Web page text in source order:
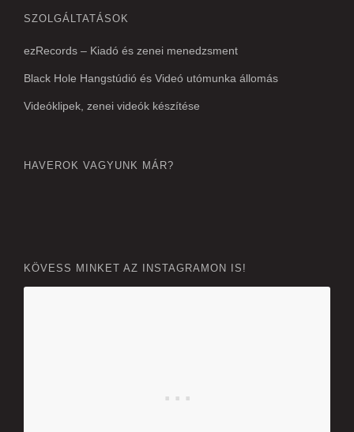
SZOLGÁLTATÁSOK
ezRecords – Kiadó és zenei menedzsment
Black Hole Hangstúdió és Videó utómunka állomás
Videóklipek, zenei videók készítése
HAVEROK VAGYUNK MÁR?
KÖVESS MINKET AZ INSTAGRAMON IS!